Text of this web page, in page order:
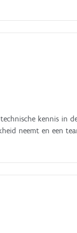
kennis in
neemt en een